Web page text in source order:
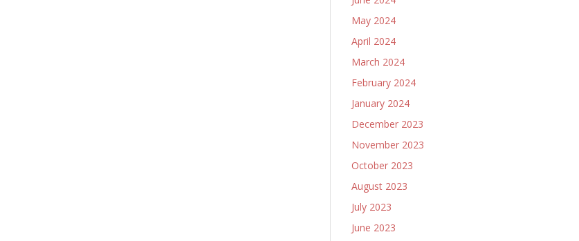
May 2024
April 2024
March 2024
February 2024
January 2024
December 2023
November 2023
October 2023
August 2023
July 2023
June 2023